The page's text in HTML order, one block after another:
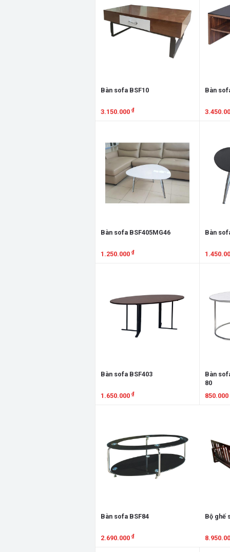
Bàn sofa BSF10
3.150.000 ₫
Bàn
Bàn sofa BSF405MG46
1.250.000 ₫
Bàn
Bàn sofa BSF403
1.650.000 ₫
Bàn
80
850.000
Bàn sofa BSF84
2.690.000 ₫
Bộ ghế